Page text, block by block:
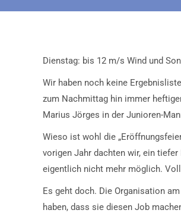
Dienstag: bis 12 m/s Wind und
Wir haben noch keine
zum Nachmittag hin immer
Marius Jörges in der Junioren-
Wieso ist wohl die
vorigen Jahr dachten wir, ein
eigentlich nicht mehr möglich.
Es geht doch. Die Organisation
haben, dass sie diesen Job